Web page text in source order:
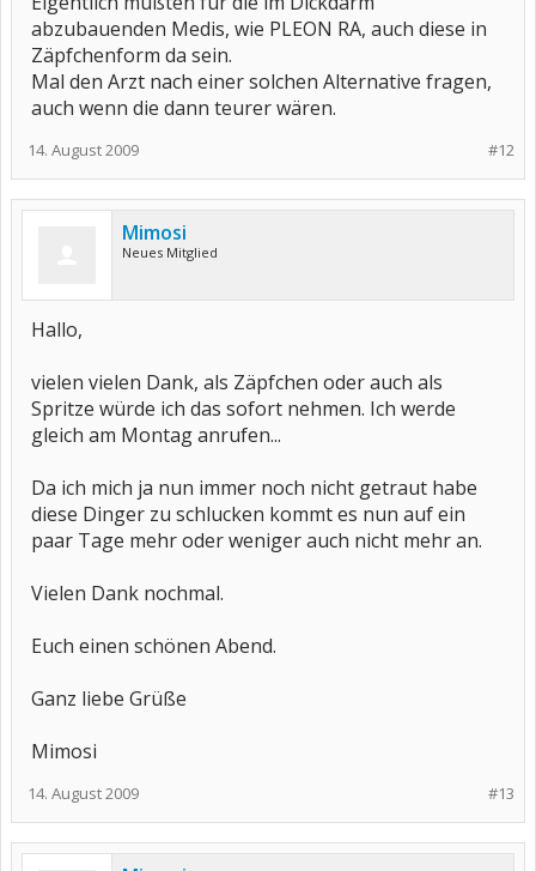
abzubauenden Medis, wie PLEON RA, auch diese in
Zäpfchenform da sein.
Mal den Arzt nach einer solchen Alternative fragen,
auch wenn die dann teurer wären.
#12
14. August 2009
Mimosi
Neues Mitglied
Hallo,
vielen vielen Dank, als Zäpfchen oder auch als
Spritze würde ich das sofort nehmen. Ich werde
gleich am Montag anrufen...
Da ich mich ja nun immer noch nicht getraut habe
diese Dinger zu schlucken kommt es nun auf ein
paar Tage mehr oder weniger auch nicht mehr an.
Vielen Dank nochmal.
Euch einen schönen Abend.
Ganz liebe Grüße
Mimosi
#13
14. August 2009